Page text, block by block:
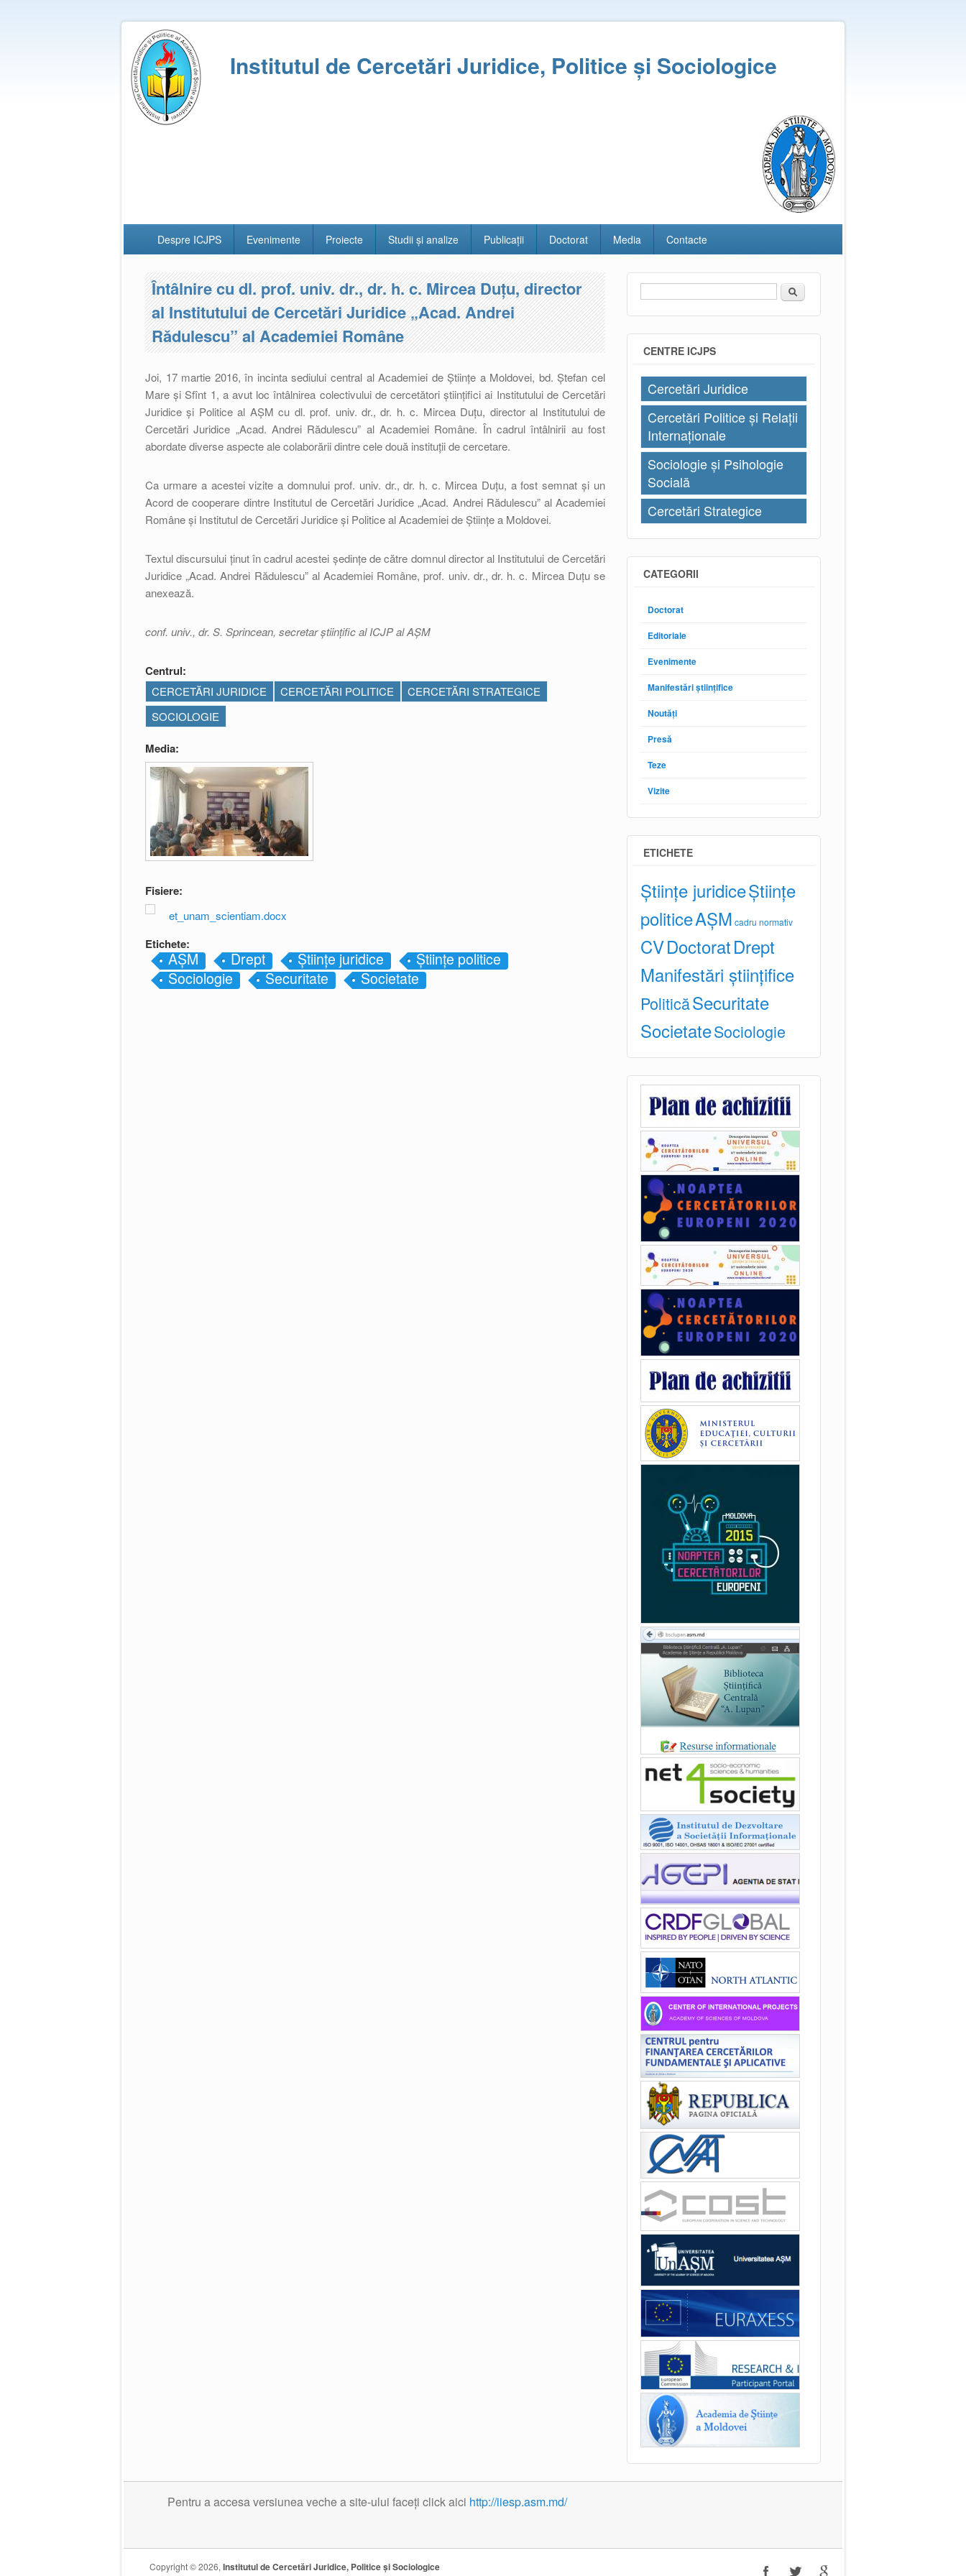
Institutul de Cercetări Juridice, Politice și Sociologice
Despre ICJPS Evenimente Proiecte Studii și analize Publicații Doctorat Media Contacte
Întâlnire cu dl. prof. univ. dr., dr. h. c. Mircea Duțu, director
al Institutului de Cercetări Juridice „Acad. Andrei
Rădulescu” al Academiei Române
Joi, 17 martie 2016, în incinta sediului central al Academiei de Științe a Moldovei, bd. Ștefan cel
Mare și Sfînt 1, a avut loc întâlnirea colectivului de cercetători științifici ai Institutului de Cercetări
Juridice și Politice al AȘM cu dl. prof. univ. dr., dr. h. c. Mircea Duțu, director al Institutului de
Cercetări Juridice „Acad. Andrei Rădulescu” al Academiei Române. În cadrul întâlnirii au fost
abordate diverse aspecte ale colaborării dintre cele două instituții de cercetare.
Ca urmare a acestei vizite a domnului prof. univ. dr., dr. h. c. Mircea Duțu, a fost semnat și un
Acord de cooperare dintre Institutul de Cercetări Juridice „Acad. Andrei Rădulescu” al Academiei
Române și Institutul de Cercetări Juridice și Politice al Academiei de Științe a Moldovei.
Textul discursului ținut în cadrul acestei ședințe de către domnuldirector al Institutului de Cercetări
Juridice „Acad. Andrei Rădulescu” al Academiei Române,prof. univ. dr., dr. h. c. Mircea Duțu se
anexează.
conf. univ., dr. S. Sprincean, secretar ştiinţific al ICJP al AȘM
Centrul:
CERCETĂRI JURIDICE CERCETĂRI POLITICE
CERCETĂRI STRATEGICE
SOCIOLOGIE
Media:
Fisiere:
et_unam_scientiam.docx
Etichete:
AȘM Drept Științe juridice
Științe politice
Sociologie
Securitate Societate
Formular de căutare
Căutare
CENTRE ICJPS
Cercetări Juridice
Cercetări Politice și Relații
Internaționale
Sociologie și Psihologie
Socială
Cercetări Strategice
CATEGORII
Doctorat
Editoriale
Evenimente
Manifestări științifice
Noutăți
Presă
Teze
Vizite
ETICHETE
Științe juridiceȘtiințe
politiceAȘM cadru normativ
CVDoctoratDrept
Manifestări științifice
PoliticăSecuritate
SocietateSociologie
Pentru a accesa versiunea veche a site-ului faceți click aici http://iiesp.asm.md/
Copyright © 2026, Institutul de Cercetări Juridice, Politice și Sociologice